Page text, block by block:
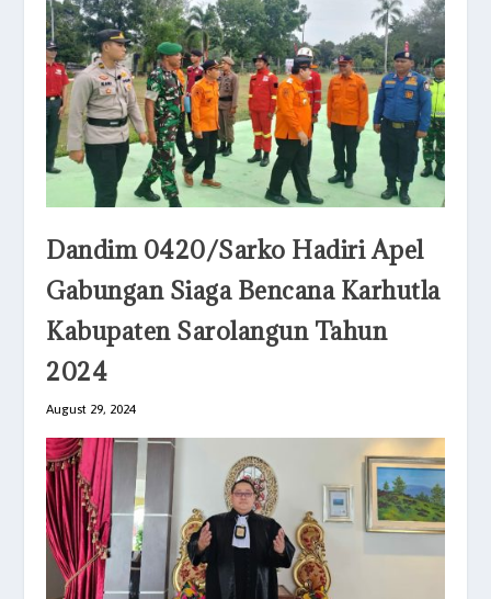
Dandim 0420/Sarko Hadiri Apel
Gabungan Siaga Bencana Karhutla
Kabupaten Sarolangun Tahun
2024
August 29, 2024